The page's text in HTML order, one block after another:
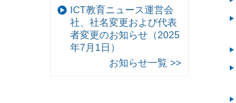
ICT教育ニュース運営会
社、社名変更および代表
者変更のお知らせ（2025
年7月1日）
お知らせ一覧 >>